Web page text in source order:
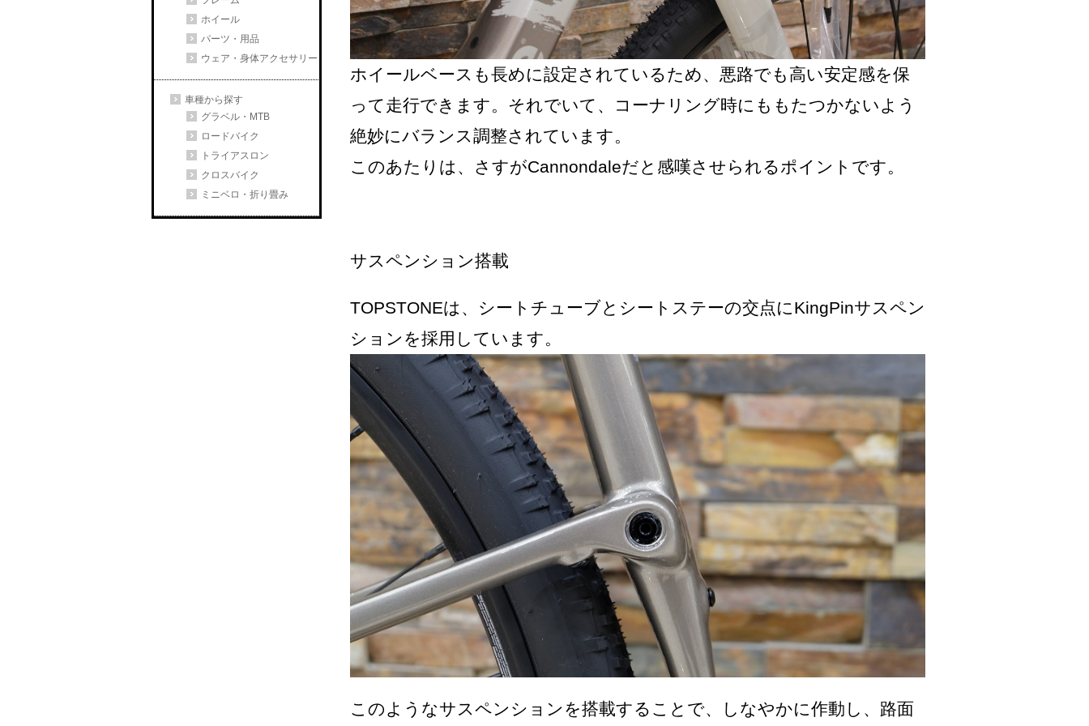
ホイール
パーツ・用品
ウェア・身体アクセサリー
車種から探す
グラベル・MTB
ロードバイク
トライアスロン
クロスバイク
ミニベロ・折り畳み
ホイールベースも長めに設定されているため、悪路でも高い安定感を保
って走行できます。それでいて、コーナリング時にももたつかないよう
絶妙にバランス調整されています。
このあたりは、さすがCannondaleだと感嘆させられるポイントです。
サスペンション搭載
TOPSTONEは、シートチューブとシートステーの交点にKingPinサスペン
ションを採用しています。
このようなサスペンションを搭載することで、しなやかに作動し、路面